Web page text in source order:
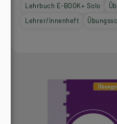
Lehrbuch E-BOOK+ Solo
Lehrer/innenheft